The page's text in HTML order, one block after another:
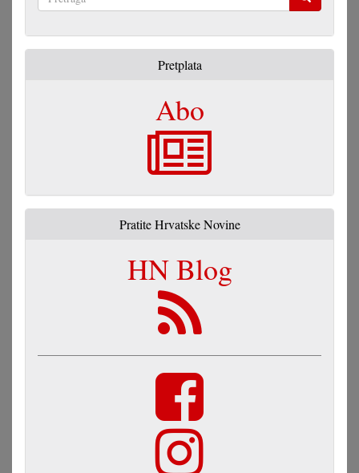
Pretplata
Abo
Pratite Hrvatske Novine
HN Blog